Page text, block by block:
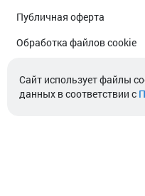
Публичная оферта
Обработка файлов cookie
Cайт использует файлы
данных в соответствии с